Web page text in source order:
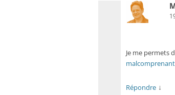
Je me permets
Répondre ↓